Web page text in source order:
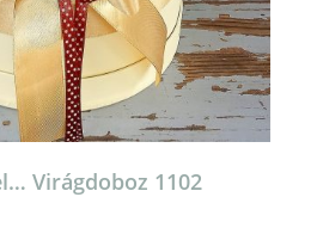
Virágdoboz 1102